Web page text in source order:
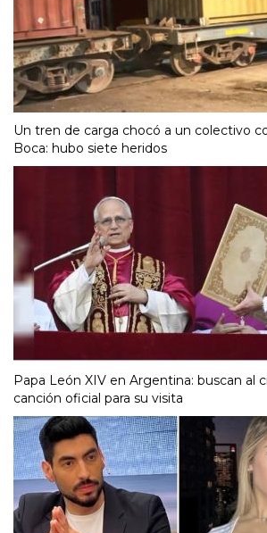
Un tren de carga chocó a un colectivo
Boca: hubo siete heridos
Papa León XIV en Argentina: buscan al
canción oficial para su visita